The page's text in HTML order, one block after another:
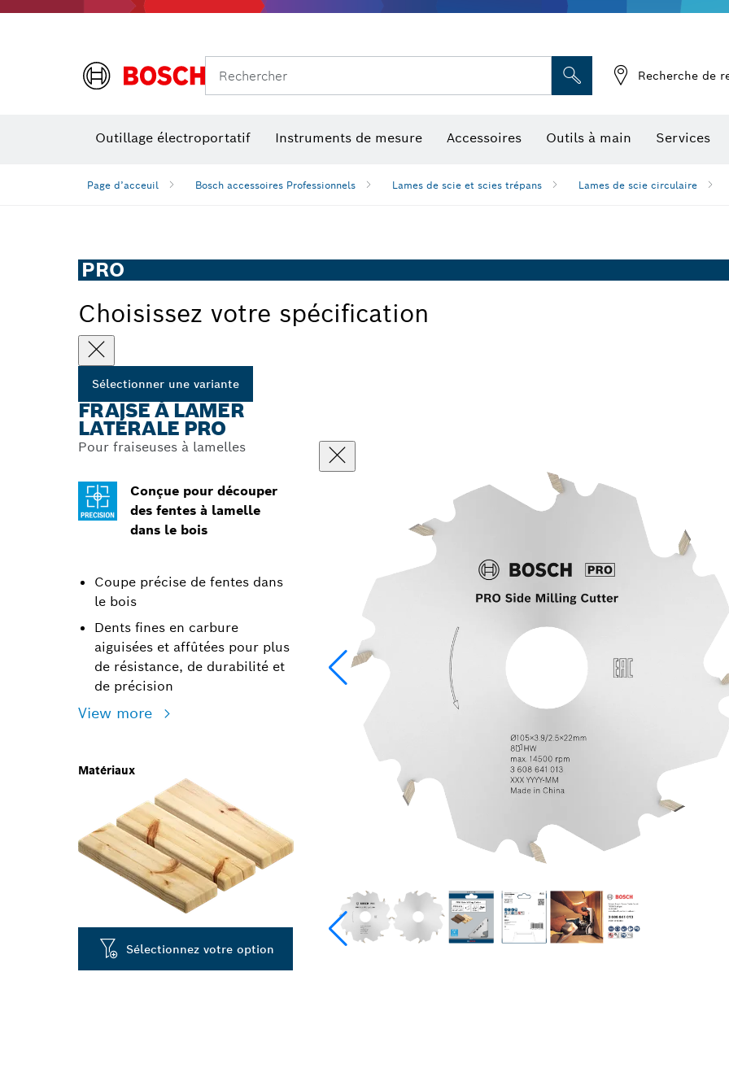
Rechercher Recherche de
Outillage électroportatif Instruments de mesure Accessoires Outils à main Services
Page d’acceuil Bosch accessoires Professionnels Lames de scie et scies trépans Lames de scie circulaire
PRO
Choisissez votre spécification
Sélectionner une variante
FRAISE À LAMER
LATÉRALE PRO
Pour fraiseuses à lamelles
Conçue pour découper
des fentes à lamelle
dans le bois
Coupe précise de fentes dans
le bois
Dents fines en carbure
aiguisées et affûtées pour plus
de résistance, de durabilité et
de précision
View more
Matériaux
Sélectionnez votre option